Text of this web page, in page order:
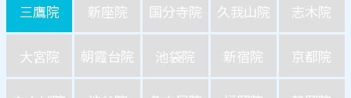
三鷹院 新座院 国分寺院 久我山院 志木院
大宮院 朝霞台院 池袋院 新宿院 京都院